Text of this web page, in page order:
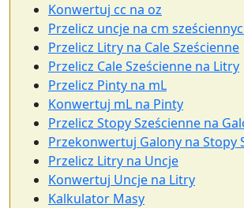
Konwertuj cc na oz
Przelicz uncje na cm
Przelicz Litry na Cale Sześcienne
Przelicz Cale Sześcienne na Litry
Przelicz Pinty na mL
Konwertuj mL na Pinty
Przelicz Stopy Sześcienne na
Przekonwertuj Galony na Stopy
Przelicz Litry na Uncje
Konwertuj Uncje na Litry
Kalkulator Masy